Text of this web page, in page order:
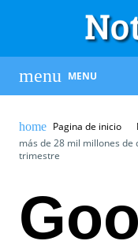
MENU
Pagina de inicio
más de 28 mil millones
trimestre